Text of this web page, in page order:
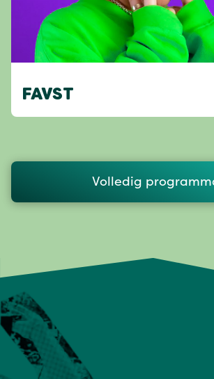
FAVST
Volledig